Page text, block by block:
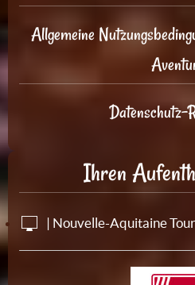
Allgemeine
Datenschutz-
Ihren
| Nouvelle-Aquitaine